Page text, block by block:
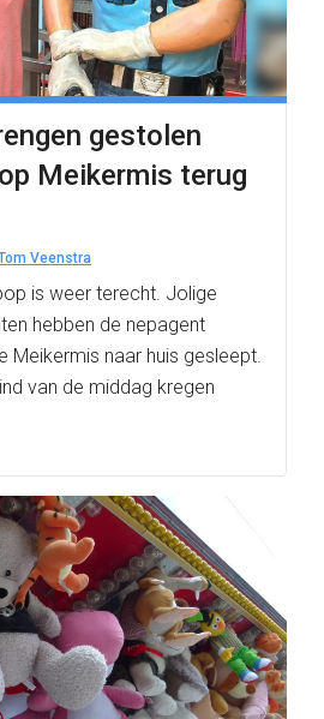
gestolen
Meikermis terug
Veenstra
is weer terecht. Jolige
hebben de nepagent
Meikermis naar huis gesleept.
van de middag kregen